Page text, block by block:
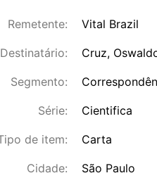
Remetente: Vital Brazil
Destinatário: Cruz,
Segmento:
Série: Cientifica
de item: Carta
Cidade: São Paulo